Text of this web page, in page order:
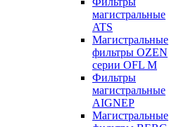
магистральные
ATS
Магистральные
фильтры OZEN
серии OFL M
Фильтры
магистральные
AIGNEP
Магистральные